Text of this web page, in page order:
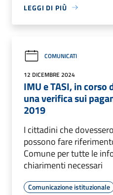
LEGGI DI PIÙ
COMUNICATI
12 DICEMBRE 2024
IMU e TASI, in corso
una verifica sui
2019
I cittadini che
possono fare
Comune per tutte le
chiarimenti necessari
Comunicazione istituzionale